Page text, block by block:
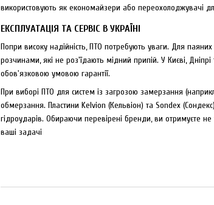
використовують як економайзери або переохолоджувачі
ЕКСПЛУАТАЦІЯ ТА СЕРВІС В УКРАЇНІ
Попри високу надійність, ПТО потребують уваги. Для
розчинами, які не роз'їдають мідний припій. У Києві,
обов'язковою умовою гарантії.
При виборі ПТО для систем із загрозою замерзання
обмерзання. Пластини Kelvion (Кельвіон) та Sondex
гідроударів. Обираючи перевірені бренди, ви отримуєте
ваші задачі